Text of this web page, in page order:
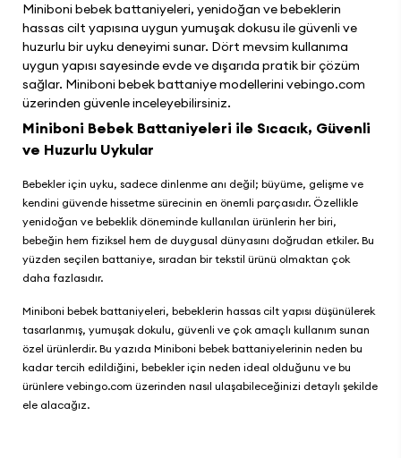
Miniboni bebek battaniyeleri, yenidoğan ve bebeklerin
hassas cilt yapısına uygun yumuşak dokusu ile güvenli ve
huzurlu bir uyku deneyimi sunar. Dört mevsim kullanıma
uygun yapısı sayesinde evde ve dışarıda pratik bir çözüm
sağlar. Miniboni bebek battaniye modellerini vebingo.com
üzerinden güvenle inceleyebilirsiniz.
Miniboni Bebek Battaniyeleri ile Sıcacık, Güvenli
ve Huzurlu Uykular
Bebekler için uyku, sadece dinlenme anı değil; büyüme, gelişme ve
kendini güvende hissetme sürecinin en önemli parçasıdır. Özellikle
yenidoğan ve bebeklik döneminde kullanılan ürünlerin her biri,
bebeğin hem fiziksel hem de duygusal dünyasını doğrudan etkiler. Bu
yüzden seçilen battaniye, sıradan bir tekstil ürünü olmaktan çok
daha fazlasıdır.
Miniboni bebek battaniyeleri, bebeklerin hassas cilt yapısı düşünülerek
tasarlanmış, yumuşak dokulu, güvenli ve çok amaçlı kullanım sunan
özel ürünlerdir. Bu yazıda Miniboni bebek battaniyelerinin neden bu
kadar tercih edildiğini, bebekler için neden ideal olduğunu ve bu
ürünlere vebingo.com üzerinden nasıl ulaşabileceğinizi detaylı şekilde
ele alacağız.